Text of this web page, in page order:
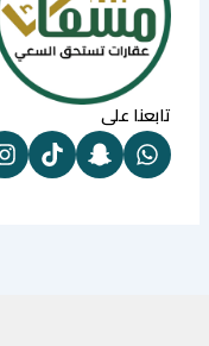
تابعنا على